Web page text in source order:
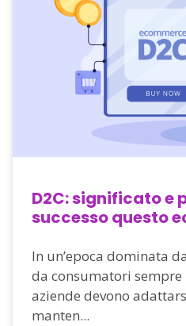
D2C: significato e
successo questo
In un’epoca dominata
da consumatori sempre
aziende devono
manten...